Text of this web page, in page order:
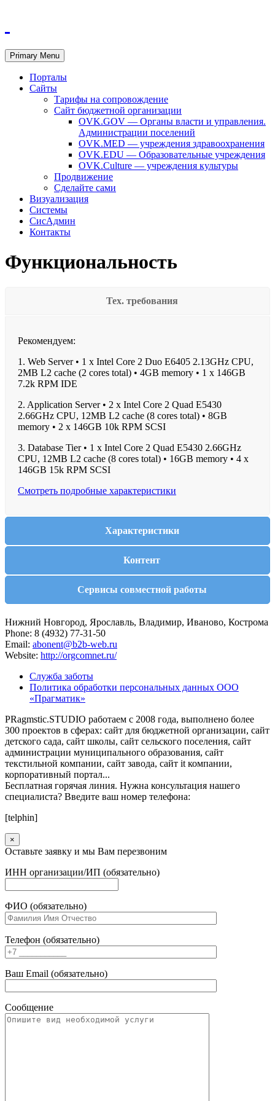
Primary Menu
Порталы
Сайты
Тарифы на сопровождение
Сайт бюджетной организации
OVK.GOV — Органы власти и управления.
Администрации поселений
OVK.MED — учреждения здравоохранения
OVK.EDU — Образовательные учреждения
OVK.Culture — учреждения культуры
Продвижение
Сделайте сами
Визуализация
Системы
СисАдмин
Контакты
Функциональность
Тех. требования
Рекомендуем:
1. Web Server • 1 x Intel Core 2 Duo E6405 2.13GHz CPU,
2MB L2 cache (2 cores total) • 4GB memory • 1 x 146GB
7.2k RPM IDE
2. Application Server • 2 x Intel Core 2 Quad E5430
2.66GHz CPU, 12MB L2 cache (8 cores total) • 8GB
memory • 2 x 146GB 10k RPM SCSI
3. Database Tier • 1 x Intel Core 2 Quad E5430 2.66GHz
CPU, 12MB L2 cache (8 cores total) • 16GB memory • 4 x
146GB 15k RPM SCSI
Смотреть подробные характеристики
Характеристики
Контент
Сервисы совместной работы
Нижний Новгород, Ярославль, Владимир, Иваново, Кострома
Phone: 8 (4932) 77-31-50
Email: abonent@b2b-web.ru
Website: http://orgcomnet.ru/
Служба заботы
Политика обработки персональных данных ООО
«Прагматик»
PRagmstic.STUDIO работаем с 2008 года, выполнено более
300 проектов в сферах: сайт для бюджетной организации, сайт
детского сада, сайт школы, сайт сельского поселения, сайт
администрации муниципального образования, сайт
текстильной компании, сайт завода, сайт it компании,
корпоративный портал...
Бесплатная горячая линия. Нужна консультация нашего
специалиста? Введите ваш номер телефона:
[telphin]
×
Оставьте заявку и мы Вам перезвоним
ИНН организации/ИП (обязательно)
ФИО (обязательно)
Телефон (обязательно)
Ваш Email (обязательно)
Сообщение